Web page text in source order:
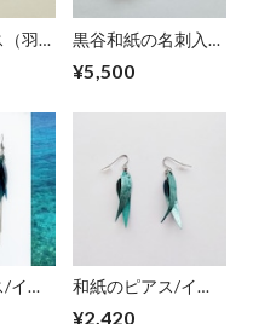
羽）
黒谷和紙の名刺入れ
¥5,500
イヤ
和紙のピアス/イヤ
¥2,420